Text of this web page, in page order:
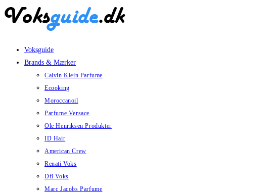
Skip
Voksguide
Brands & Mærker
Calvin Klein Parfume
Ecooking
Moroccanoil
Parfume Versace
Ole Henriksen Produkter
ID Hair
American Crew
Renati Voks
Dfi Voks
Marc Jacobs Parfume